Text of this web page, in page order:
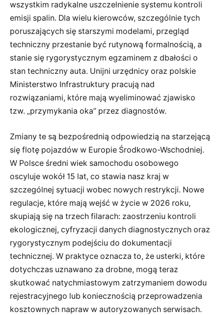
wszystkim radykalne uszczelnienie systemu kontroli
emisji spalin. Dla wielu kierowców, szczególnie tych
poruszających się starszymi modelami, przegląd
techniczny przestanie być rutynową formalnością, a
stanie się rygorystycznym egzaminem z dbałości o
stan techniczny auta. Unijni urzędnicy oraz polskie
Ministerstwo Infrastruktury pracują nad
rozwiązaniami, które mają wyeliminować zjawisko
tzw. „przymykania oka” przez diagnostów.
Zmiany te są bezpośrednią odpowiedzią na starzejącą
się flotę pojazdów w Europie Środkowo-Wschodniej.
W Polsce średni wiek samochodu osobowego
oscyluje wokół 15 lat, co stawia nasz kraj w
szczególnej sytuacji wobec nowych restrykcji. Nowe
regulacje, które mają wejść w życie w 2026 roku,
skupiają się na trzech filarach: zaostrzeniu kontroli
ekologicznej, cyfryzacji danych diagnostycznych oraz
rygorystycznym podejściu do dokumentacji
technicznej. W praktyce oznacza to, że usterki, które
dotychczas uznawano za drobne, mogą teraz
skutkować natychmiastowym zatrzymaniem dowodu
rejestracyjnego lub koniecznością przeprowadzenia
kosztownych napraw w autoryzowanych serwisach.